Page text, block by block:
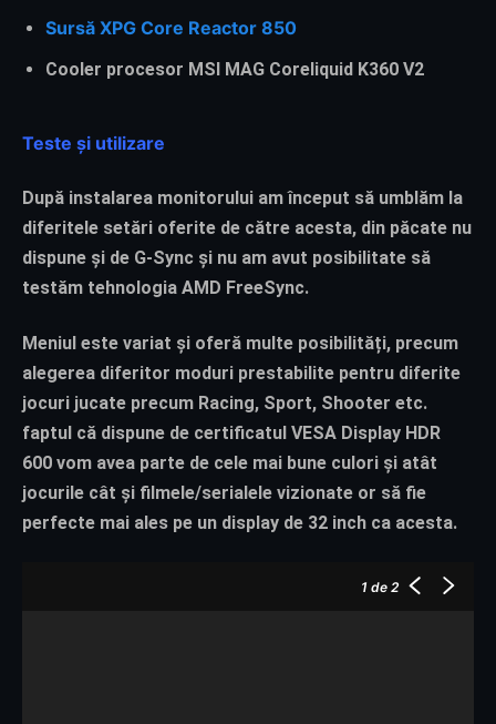
Sursă XPG Core Reactor 850
Cooler procesor MSI MAG Coreliquid K360 V2
Teste și utilizare
După instalarea monitorului am început să umblăm la
diferitele setări oferite de către acesta, din păcate nu
dispune și de G-Sync și nu am avut posibilitate să
testăm tehnologia AMD FreeSync.
Meniul este variat și oferă multe posibilități, precum
alegerea diferitor moduri prestabilite pentru diferite
jocuri jucate precum Racing, Sport, Shooter etc.
faptul că dispune de certificatul VESA Display HDR
600 vom avea parte de cele mai bune culori și atât
jocurile cât și filmele/serialele vizionate or să fie
perfecte mai ales pe un display de 32 inch ca acesta.
1 de 2